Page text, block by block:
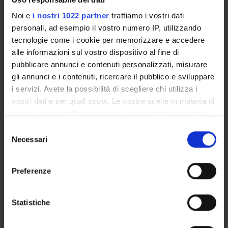
Noi e i nostri 1022 partner trattiamo i vostri dati
personali, ad esempio il vostro numero IP, utilizzando
tecnologie come i cookie per memorizzare e accedere
alle informazioni sul vostro dispositivo al fine di
pubblicare annunci e contenuti personalizzati, misurare
gli annunci e i contenuti, ricercare il pubblico e sviluppare
i servizi. Avete la possibilità di scegliere chi utilizza i
vostri dati e per quali scopi. Le vostre scelte in materia di
modificare o revocare il proprio consenso in qualsiasi
momento dalla Dichiarazione sui cookie o facendo clic
raccogliere informazioni sulla tua posizione
geografica, con un'approssimazione di qualche
delNecessari
Preferenze
Statistiche
Sarà espostol’Alberolibro
, una selezione di libri e riviste
dedicati al tema del verde, a cura delSistema Bibliotecario
di Ateneoin collaborazione con laFondazione Arnoldo e
Alberto Mondadori .
Apertura straordinaria del giardino
📍Chiostro di Santa Maria delle Vittorie
🕒8.00 – 13.00
In occasione della manifestazione sarà possibile visitare il